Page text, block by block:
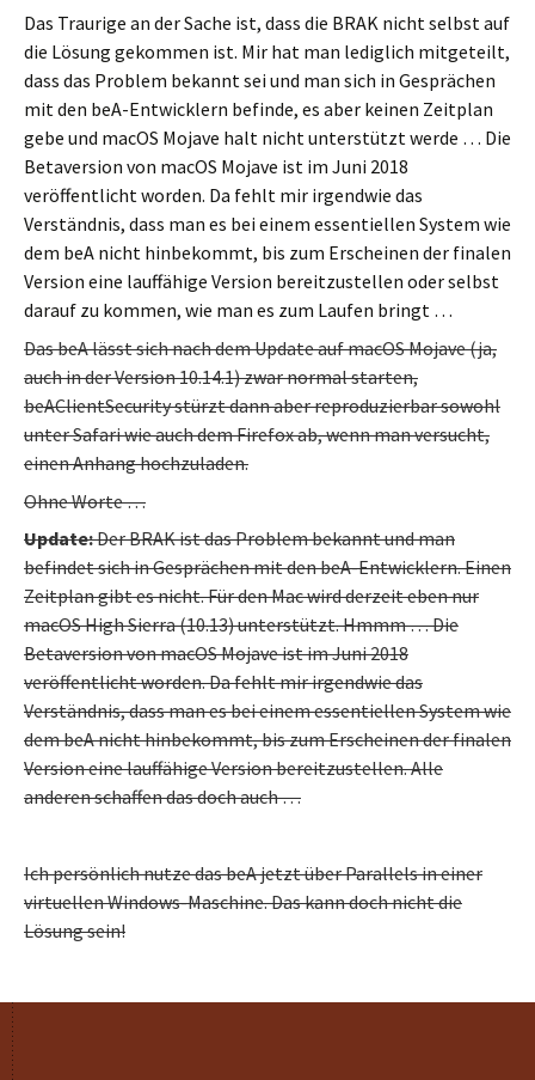
Das Traurige an der Sache ist, dass die BRAK nicht selbst auf
die Lösung gekommen ist. Mir hat man lediglich mitgeteilt,
dass das Problem bekannt sei und man sich in Gesprächen
mit den beA-Entwicklern befinde, es aber keinen Zeitplan
gebe und macOS Mojave halt nicht unterstützt werde … Die
Betaversion von macOS Mojave ist im Juni 2018
veröffentlicht worden. Da fehlt mir irgendwie das
Verständnis, dass man es bei einem essentiellen System wie
dem beA nicht hinbekommt, bis zum Erscheinen der finalen
Version eine lauffähige Version bereitzustellen oder selbst
darauf zu kommen, wie man es zum Laufen bringt …
Das beA lässt sich nach dem Update auf macOS Mojave (ja,
auch in der Version 10.14.1) zwar normal starten,
beAClientSecurity stürzt dann aber reproduzierbar sowohl
unter Safari wie auch dem Firefox ab, wenn man versucht,
einen Anhang hochzuladen.
Ohne Worte …
Update:Der BRAK ist das Problem bekannt und man
befindet sich in Gesprächen mit den beA-Entwicklern. Einen
Zeitplan gibt es nicht. Für den Mac wird derzeit eben nur
macOS High Sierra (10.13) unterstützt. Hmmm … Die
Betaversion von macOS Mojave ist im Juni 2018
veröffentlicht worden. Da fehlt mir irgendwie das
Verständnis, dass man es bei einem essentiellen System wie
dem beA nicht hinbekommt, bis zum Erscheinen der finalen
Version eine lauffähige Version bereitzustellen. Alle
anderen schaffen das doch auch …
Ich persönlich nutze das beA jetzt über Parallels in einer
virtuellen Windows-Maschine. Das kann doch nicht die
Lösung sein!